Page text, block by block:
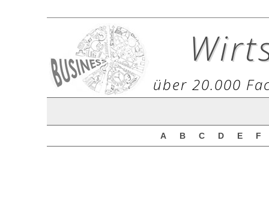
über 20.000
A B C D E F